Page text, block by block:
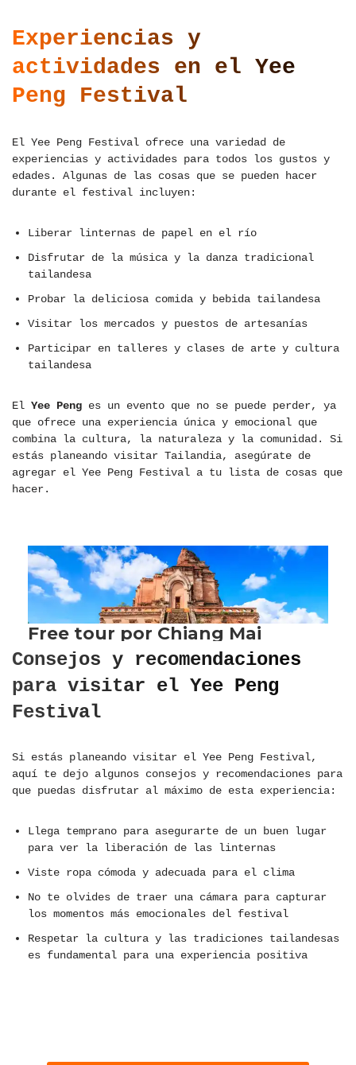
Experiencias y
actividades en el Yee
Peng Festival
El Yee Peng Festival ofrece una variedad de
experiencias y actividades para todos los gustos y
edades. Algunas de las cosas que se pueden hacer
durante el festival incluyen:
Liberar linternas de papel en el río
Disfrutar de la música y la danza tradicional
tailandesa
Probar la deliciosa comida y bebida tailandesa
Visitar los mercados y puestos de artesanías
Participar en talleres y clases de arte y cultura
tailandesa
El Yee Peng es un evento que no se puede perder, ya
que ofrece una experiencia única y emocional que
combina la cultura, la naturaleza y la comunidad. Si
estás planeando visitar Tailandia, asegúrate de
agregar el Yee Peng Festival a tu lista de cosas que
hacer.
Consejos y recomendaciones
para visitar el Yee Peng
Festival
Si estás planeando visitar el Yee Peng Festival,
aquí te dejo algunos consejos y recomendaciones para
que puedas disfrutar al máximo de esta experiencia:
Llega temprano para asegurarte de un buen lugar
para ver la liberación de las linternas
Viste ropa cómoda y adecuada para el clima
No te olvides de traer una cámara para capturar
los momentos más emocionales del festival
Respetar la cultura y las tradiciones tailandesas
es fundamental para una experiencia positiva